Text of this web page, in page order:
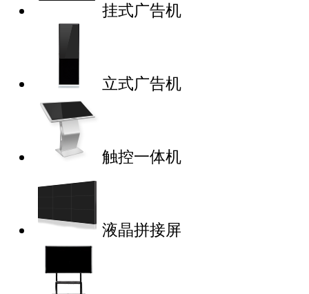
挂式广告机
立式广告机
触控一体机
液晶拼接屏